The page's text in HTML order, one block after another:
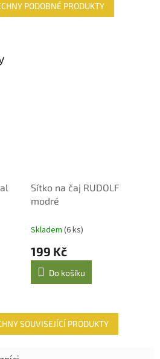
PODOBNÉ PRODUKTY
Sítko na čaj RUDOLF
modré
Skladem (6 ks)
199 Kč
Do košíku
SOUVISEJÍCÍ PRODUKTY